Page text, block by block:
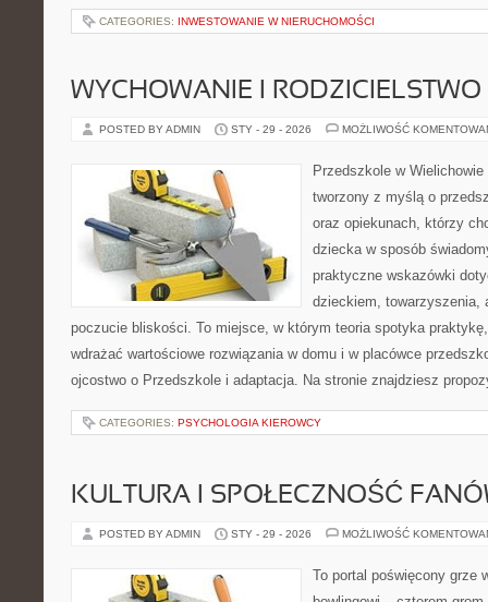
CATEGORIES: INWESTOWANIE W NIERUCHOMOŚCI
WYCHOWANIE I RODZICIELSTWO
POSTED BY ADMIN STY - 29 - 2026 MOŻLIWOŚĆ
Przedszkole w
tworzony z myślą o
oraz opiekunach, którzy
dziecka w sposób
praktyczne wskazówki
dzieckiem, towarzyszenia,
poczucie bliskości. To miejsce, w którym teoria spotyka
wdrażać wartościowe rozwiązania w domu i w placówce
ojcostwo o Przedszkole i adaptacja. Na stronie znajdziesz
CATEGORIES: PSYCHOLOGIA KIEROWCY
KULTURA I SPOŁECZNOŚĆ
POSTED BY ADMIN STY - 29 - 2026 MOŻLIWOŚĆ
To portal poświęcony grze